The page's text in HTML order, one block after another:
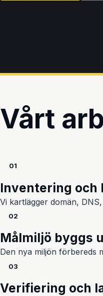
Vårt
01
Inventering och
Vi kartlägger domän,
02
Målmiljö byggs
Den nya miljön förbereds
03
Verifiering och